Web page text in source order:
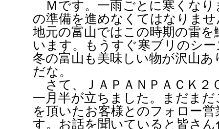
Ｍです。一雨ごとに寒くなり
の準備を進めなくてはなりませ
地元の富山ではこの時期の雷を
います。もうすぐ寒ブリのシ
冬の富山も美味しい物が沢山
だな。
さて、ＪＡＰＡＮＰＡＣＫ２
一月半が立ちました。まだまだ
を頂いたお客様とのフォロー
す。お話を聞いていると皆さん